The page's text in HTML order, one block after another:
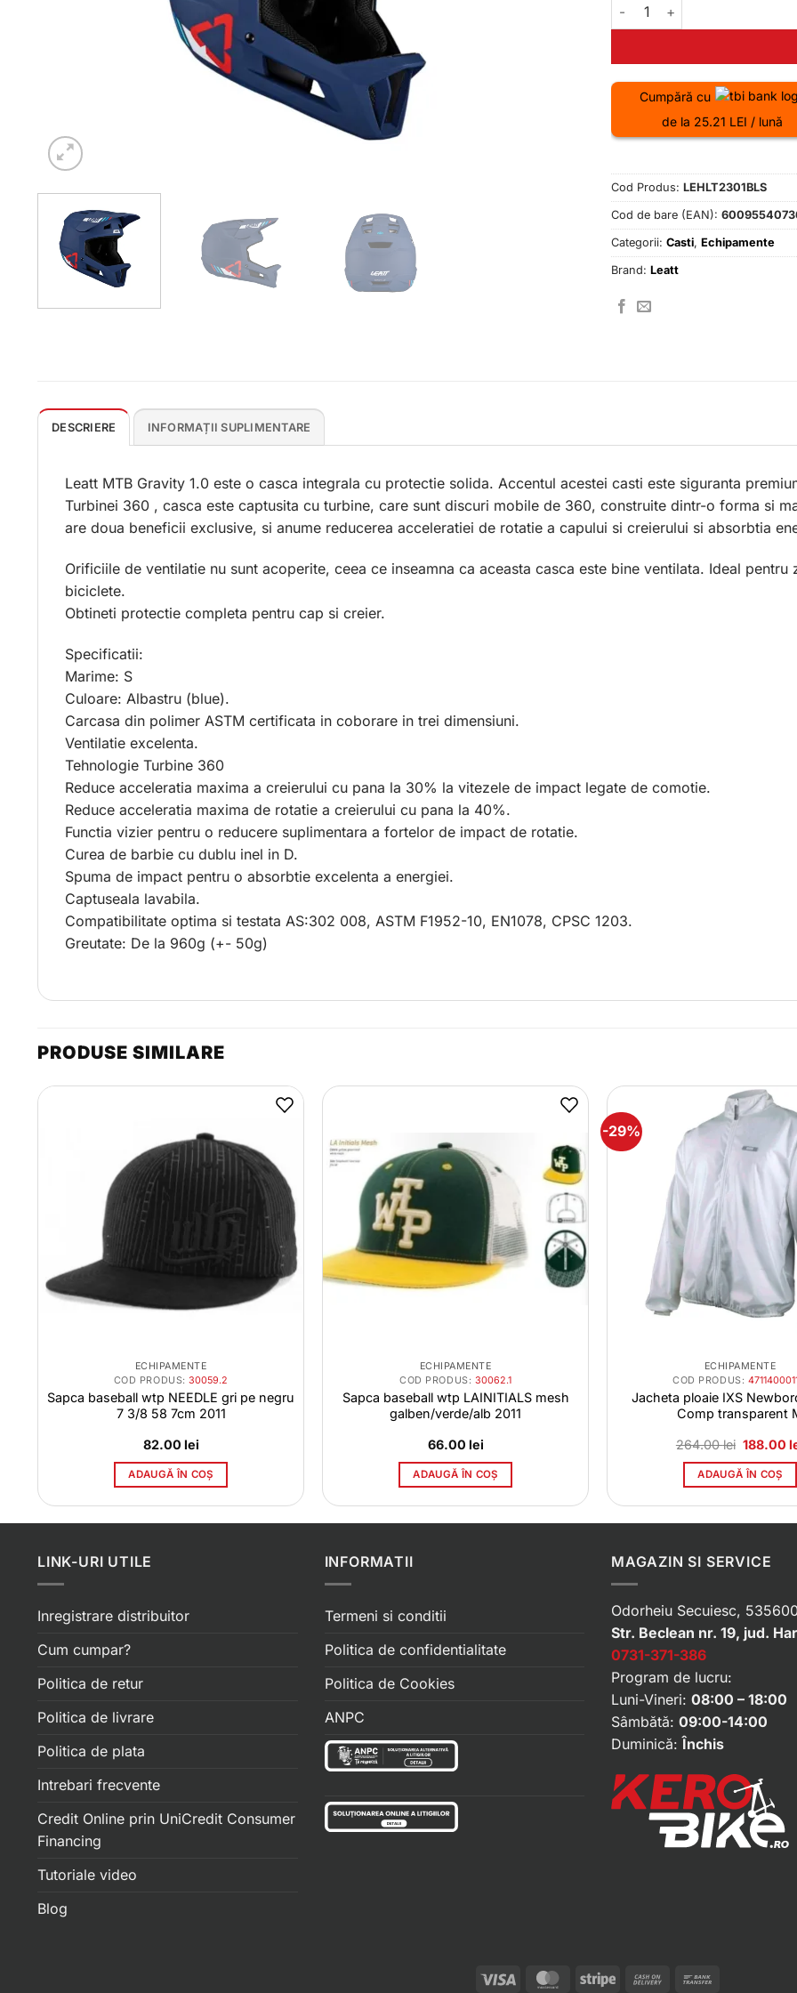
Cantitate Casca Leatt MTB
Cumpără cu
de la 25.21 LEI / lună
Cod Produs: LEHLT2301BLS
Cod de bare (EAN):
Categorii: Casti, Echipamente
Brand: Leatt
DESCRIERE INFORMAȚII SUPLIMENTARE
Leatt MTB Gravity 1.0 este o casca integrala cu protectie solida. Accentul acestei casti este siguranta
Turbinei 360 , casca este captusita cu turbine, care sunt discuri mobile de 360, construite dintr-o forma si
are doua beneficii exclusive, si anume reducerea acceleratiei de rotatie a capului si creierului si absorbtia
Orificiile de ventilatie nu sunt acoperite, ceea ce inseamna ca aceasta casca este bine ventilata. Ideal
biciclete.
Obtineti protectie completa pentru cap si creier.
Specificatii:
Marime: S
Culoare: Albastru (blue).
Carcasa din polimer ASTM certificata in coborare in trei dimensiuni.
Ventilatie excelenta.
Tehnologie Turbine 360
Reduce acceleratia maxima a creierului cu pana la 30% la vitezele de impact legate de comotie.
Reduce acceleratia maxima de rotatie a creierului cu pana la 40%.
Functia vizier pentru o reducere suplimentara a fortelor de impact de rotatie.
Curea de barbie cu dublu inel in D.
Spuma de impact pentru o absorbtie excelenta a energiei.
Captuseala lavabila.
Compatibilitate optima si testata AS:302 008, ASTM F1952-10, EN1078, CPSC 1203.
Greutate: De la 960g (+- 50g)
PRODUSE SIMILARE
ECHIPAMENTE
COD PRODUS:30059.2
Sapca baseball wtp NEEDLE gri pe negru
7 3/8 58 7cm 2011
82.00 lei
ADAUGĂ ÎN COȘ
ECHIPAMENTE
COD PRODUS: 30062.1
Sapca baseball wtp LAINITIALS mesh
galben/verde/alb 2011
66.00 lei
ADAUGĂ ÎN COȘ
-29%
ECHIPAMENTE
COD PRODUS:
Jacheta ploaie IXS
Comp transparent
264.00lei Prețul
a
fost:
188.00
ADAUGĂ ÎN COȘ
LINK-URI UTILE
Inregistrare distribuitor
Cum cumpar?
Politica de retur
Politica de livrare
Politica de plata
Intrebari frecvente
Credit Online prin UniCredit Consumer
Financing
Tutoriale video
Blog
INFORMATII
Termeni si conditii
Politica de confidentialitate
Politica de Cookies
ANPC
MAGAZIN SI SERVICE
Odorheiu Secuiesc,
Str. Beclean nr. 19, jud.
0731-371-386
Program de lucru:
Luni-Vineri: 08:00 – 18:00
Sâmbătă: 09:00-14:00
Duminică: Închis
Visa MasterCard
Stripe
Cash